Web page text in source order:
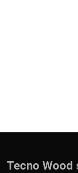
Tecno Wood